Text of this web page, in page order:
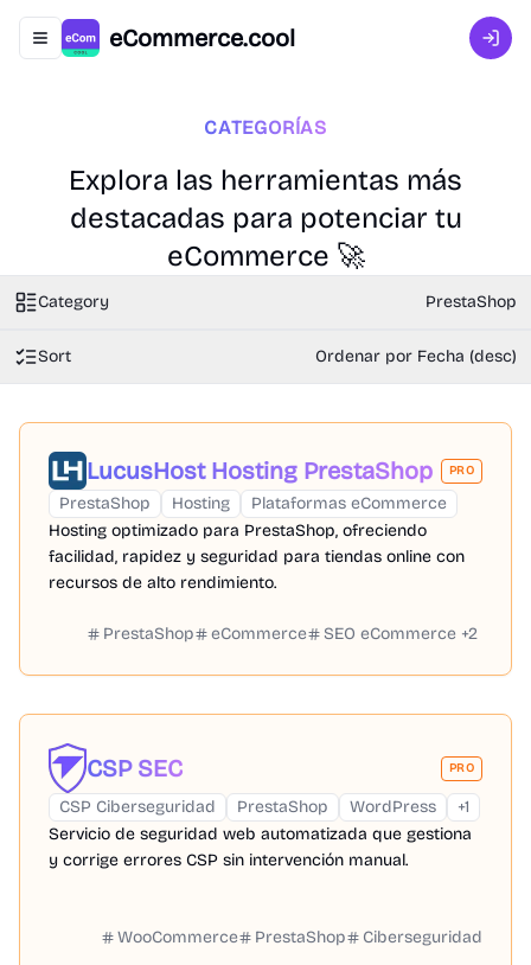
Abrir menú de navegación
eCommerce.cool
CATEGORÍAS
Explora las herramientas más
destacadas para potenciar tu
eCommerce 🚀
Category PrestaShop
Sort Ordenar por Fecha (desc)
LucusHost Hosting PrestaShop PRO
PrestaShop Hosting
Plataformas eCommerce
Hosting optimizado para PrestaShop, ofreciendo
facilidad, rapidez y seguridad para tiendas online con
recursos de alto rendimiento.
PrestaShop eCommerce SEO eCommerce +2
CSP SEC PRO
CSP Ciberseguridad PrestaShop WordPress +1
Servicio de seguridad web automatizada que gestiona
y corrige errores CSP sin intervención manual.
WooCommerce PrestaShop Ciberseguridad